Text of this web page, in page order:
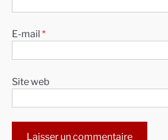
E-mail *
Site web